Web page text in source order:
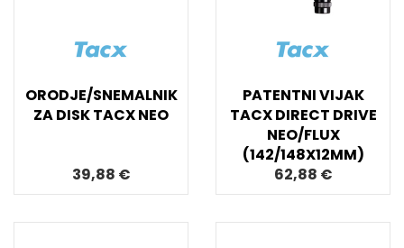
ORODJE/SNEMALNIK
ZA DISK TACX NEO
39,88 €
PATENTNI VIJAK
TACX DIRECT DRIVE
NEO/FLUX
(142/148X12MM)
62,88 €